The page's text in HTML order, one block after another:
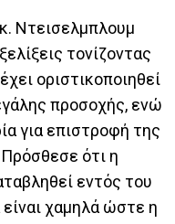
Ντεισελμπλουμ
τονίζοντας
οριστικοποιηθεί
προσοχής, ενώ
για επιστροφή της
ότι η
εντός του
χαμηλά ώστε η